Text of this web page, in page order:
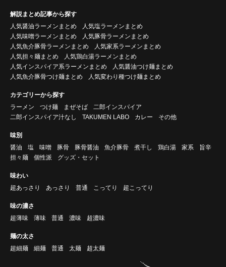
解説まとめ記事から探す
人気醤油ラーメンまとめ
人気塩ラーメンまとめ
人気味噌ラーメンまとめ
人気豚骨ラーメンまとめ
人気魚介豚骨ラーメンまとめ
人気家系ラーメンまとめ
人気担々麺まとめ
人気鶏白湯ラーメンまとめ
人気インスパイア系ラーメンまとめ
人気醤油つけ麺まとめ
人気魚介豚骨つけ麺まとめ
人気変わり種つけ麺まとめ
カテゴリーから探す
ラーメン
つけ麺 まぜそば
二郎インスパイア
二郎インスパイア汁なし
TAKUMEN LABO カレー その他
味別
醤油
塩 味噌 豚骨 豚骨醤油 魚介豚骨 煮干し 鶏白湯 家系
旨辛
担々麺
個性派 グッズ・セット
味わい
超あっさり
あっさり 普通 こってり 超こってり
味の濃さ
超薄味
薄味 普通 濃味 超濃味
麺の太さ
超細麺
細麺 普通 太麺 超太麺